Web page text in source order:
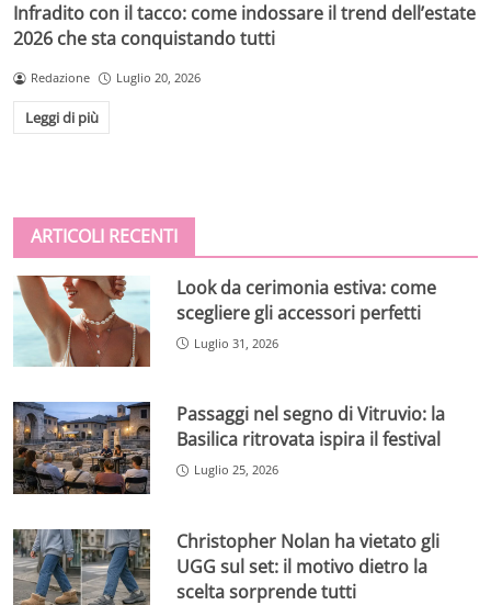
Infradito con il tacco: come indossare il trend dell’estate
2026 che sta conquistando tutti
Redazione Luglio 20, 2026
Leggi di più
ARTICOLI RECENTI
Look da cerimonia estiva: come
scegliere gli accessori perfetti
Luglio 31, 2026
Passaggi nel segno di Vitruvio: la
Basilica ritrovata ispira il festival
Luglio 25, 2026
Christopher Nolan ha vietato gli
UGG sul set: il motivo dietro la
scelta sorprende tutti